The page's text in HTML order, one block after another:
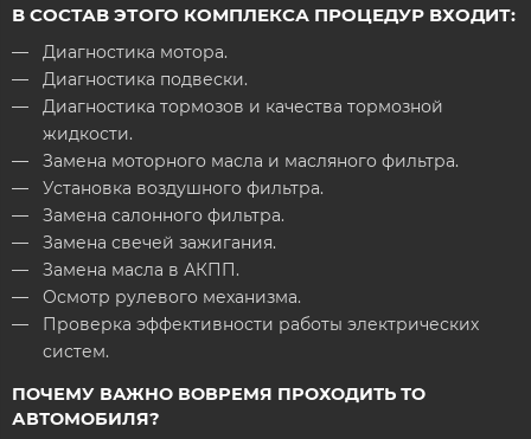
В СОСТАВ ЭТОГО КОМПЛЕКСА ПРОЦЕДУР ВХОДИТ:
Диагностика мотора.
Диагностика подвески.
Диагностика тормозов и качества тормозной
жидкости.
Замена моторного масла и масляного фильтра.
Установка воздушного фильтра.
Замена салонного фильтра.
Замена свечей зажигания.
Замена масла в АКПП.
Осмотр рулевого механизма.
Проверка эффективности работы электрических
систем.
ПОЧЕМУ ВАЖНО ВОВРЕМЯ ПРОХОДИТЬ ТО
АВТОМОБИЛЯ?